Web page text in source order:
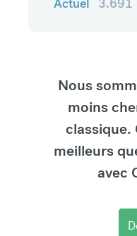
Actuel 3.691
Nous
moins
classique.
meilleurs
avec